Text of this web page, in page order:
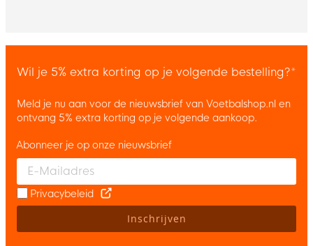
Wil je 5% extra korting op je volgende bestelling?*
Meld je nu aan voor de nieuwsbrief van Voetbalshop.nl en
ontvang 5% extra korting op je volgende aankoop.
Enter your email and accept the privacy policy to subscribe to
Abonneer je op onze nieuwsbrief
Privacybeleid
Inschrijven